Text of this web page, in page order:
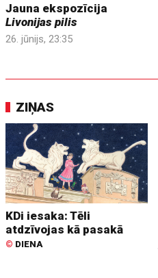
Jauna ekspozīcija
Livonijas pilis
26. jūnijs, 23:35
ZIŅAS
KDi iesaka: Tēli
atdzīvojas kā pasakā
© DIENA